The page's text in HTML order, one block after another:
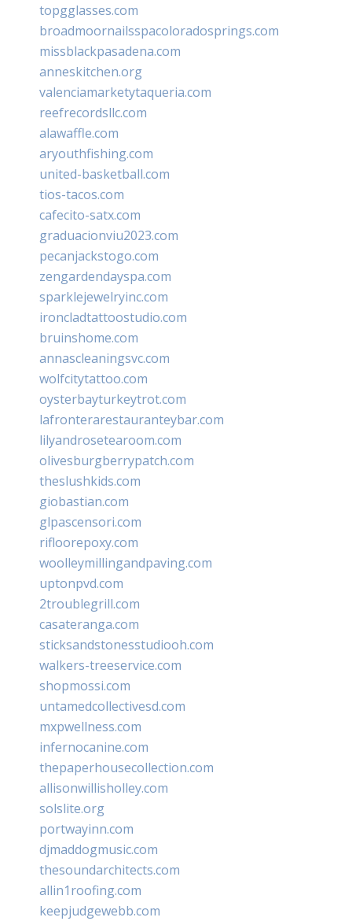
topgglasses.com
broadmoornailsspacoloradosprings.com
missblackpasadena.com
anneskitchen.org
valenciamarketytaqueria.com
reefrecordsllc.com
alawaffle.com
aryouthfishing.com
united-basketball.com
tios-tacos.com
cafecito-satx.com
graduacionviu2023.com
pecanjackstogo.com
zengardendayspa.com
sparklejewelryinc.com
ironcladtattoostudio.com
bruinshome.com
annascleaningsvc.com
wolfcitytattoo.com
oysterbayturkeytrot.com
lafronterarestauranteybar.com
lilyandrosetearoom.com
olivesburgberrypatch.com
theslushkids.com
giobastian.com
glpascensori.com
rifloorepoxy.com
woolleymillingandpaving.com
uptonpvd.com
2troublegrill.com
casateranga.com
sticksandstonesstudiooh.com
walkers-treeservice.com
shopmossi.com
untamedcollectivesd.com
mxpwellness.com
infernocanine.com
thepaperhousecollection.com
allisonwillisholley.com
solslite.org
portwayinn.com
djmaddogmusic.com
thesoundarchitects.com
allin1roofing.com
keepjudgewebb.com